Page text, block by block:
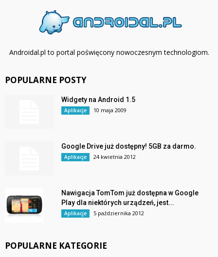
Androidal.pl to portal poświęcony nowoczesnym technologiom.
POPULARNE POSTY
Widgety na Android 1.5
Aplikacje 10 maja 2009
Google Drive już dostępny! 5GB za darmo.
Aplikacje 24 kwietnia 2012
Nawigacja TomTom już dostępna w Google
Play dla niektórych urządzeń, jest...
Aplikacje 5 października 2012
POPULARNE KATEGORIE